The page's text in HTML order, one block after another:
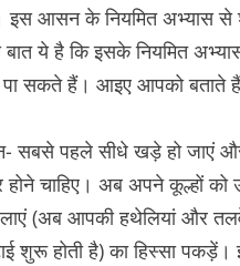
आसन के नियमित अभ्यास से
ये है कि इसके नियमित
पा सकते हैं। आइए आपको
सबसे पहले सीधे खड़े हो
होने चाहिए। अब अपने कूल्हों
(अब आपकी हथेलियां और
शुरू होती है) का हिस्सा पकड़ें।